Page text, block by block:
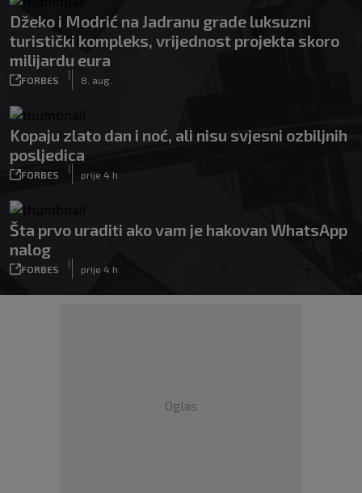
Džeko i Modrić na Jadranu grade luksuzni
turistički kompleks, vrijednost projekta skoro
milijardu eura
FORBES
|
8. aug.
Kopaju zlato dan i noć, ali nisu svjesni ozbiljnih
posljedica
FORBES
|
prije 4 h
Šta prvo uraditi ako vam je hakovan WhatsApp
nalog
FORBES
|
prije 4 h
Oglas